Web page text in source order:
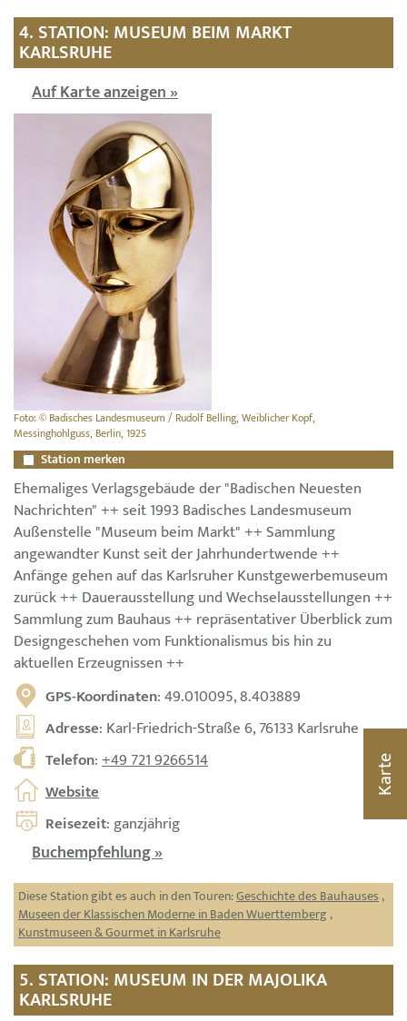
4. STATION: MUSEUM BEIM MARKT
KARLSRUHE
Auf Karte anzeigen »
Foto: © Badisches Landesmuseum / Rudolf Belling, Weiblicher Kopf,
Messinghohlguss, Berlin, 1925
Station merken
Ehemaliges Verlagsgebäude der "Badischen Neuesten
Nachrichten" ++ seit 1993 Badisches Landesmuseum
Außenstelle "Museum beim Markt" ++ Sammlung
angewandter Kunst seit der Jahrhundertwende ++
Anfänge gehen auf das Karlsruher Kunstgewerbemuseum
zurück ++ Dauerausstellung und Wechselausstellungen ++
Sammlung zum Bauhaus ++ repräsentativer Überblick zum
Designgeschehen vom Funktionalismus bis hin zu
aktuellen Erzeugnissen ++
GPS-Koordinaten: 49.010095, 8.403889
Adresse: Karl-Friedrich-Straße 6, 76133 Karlsruhe
Telefon:+49 721 9266514
Website
Reisezeit: ganzjährig
Buchempfehlung »
Diese Station gibt es auch in den Touren:Geschichte des Bauhauses,
Museen der Klassischen Moderne in Baden Wuerttemberg ,
Kunstmuseen & Gourmet in Karlsruhe
5. STATION: MUSEUM IN DER MAJOLIKA
KARLSRUHE
Karte